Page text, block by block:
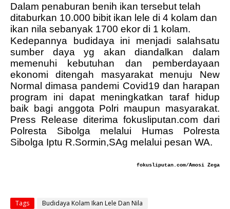
Dalam penaburan benih ikan tersebut telah
ditaburkan 10.000 bibit ikan lele di 4 kolam dan
ikan nila sebanyak 1700 ekor di 1 kolam.
Kedepannya budidaya ini menjadi salahsatu
sumber daya yg akan diandalkan dalam
memenuhi kebutuhan dan pemberdayaan
ekonomi ditengah masyarakat menuju New
Normal dimasa pandemi Covid19 dan harapan
program ini dapat meningkatkan taraf hidup
baik bagi anggota Polri maupun masyarakat.
Press Release diterima fokusliputan.com dari
Polresta Sibolga melalui Humas Polresta
Sibolga Iptu R.Sormin,SAg melalui pesan WA.
fokusliputan.com/Amosi Zega
Tags
Budidaya Kolam Ikan Lele Dan Nila